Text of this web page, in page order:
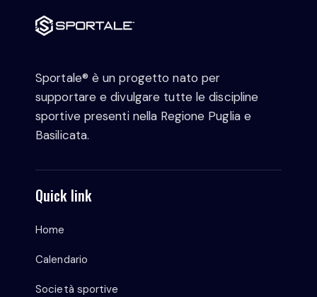
Sportale® è un progetto nato per
supportare e divulgare tutte le discipline
sportive presenti nella Regione Puglia e
Basilicata.
Quick link
Home
Calendario
Società sportive